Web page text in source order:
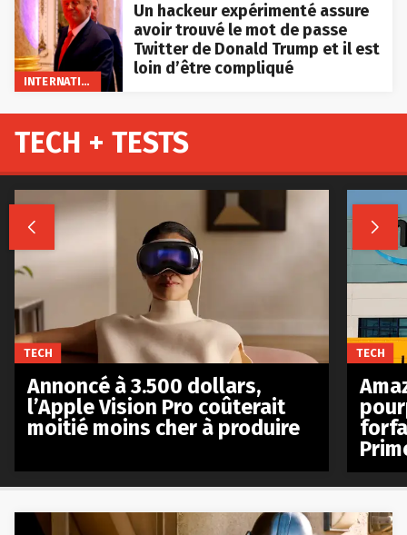
INTERNATIONAL
Un hackeur expérimenté assure
avoir trouvé le mot de passe
Twitter de Donald Trump et il est
loin d’être compliqué
TECH + TESTS
 
TECH
Annoncé à 3.500 dollars,
l’Apple Vision Pro coûterait
moitié moins cher à produire
TECH